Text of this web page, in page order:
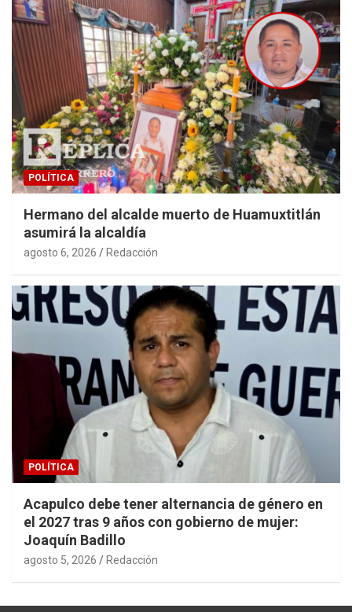
POLÍTICA
Hermano del alcalde muerto de Huamuxtitlán
asumirá la alcaldía
agosto 6, 2026 Redacción
POLÍTICA
Acapulco debe tener alternancia de género en
el 2027 tras 9 años con gobierno de mujer:
Joaquín Badillo
agosto 5, 2026 Redacción